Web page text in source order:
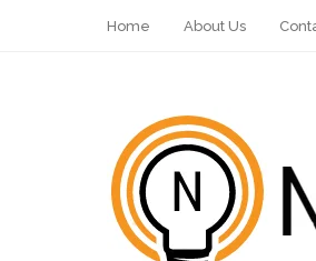
Home About Us